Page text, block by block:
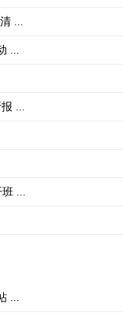
...
...
...
...
...